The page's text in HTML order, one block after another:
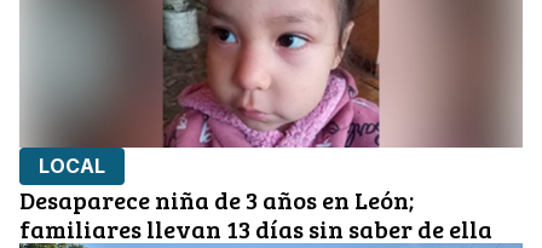
LOCAL
Desaparece niña de 3 años en León;
familiares llevan 13 días sin saber de ella